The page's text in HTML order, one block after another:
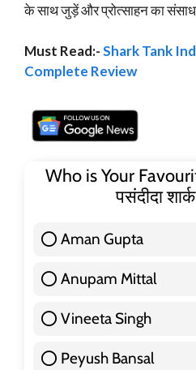
के साथ जुड़ें और प्रोत्साहन का
Must Read:-Shark Tank
Complete Review
Who is Your
पसंदीदा
Aman Gupta
Anupam Mittal
Vineeta Singh
Peyush Bansal